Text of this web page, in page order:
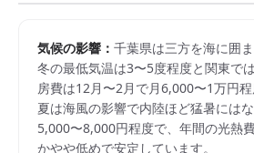
気候の影響： 千葉県は三方を海に囲
冬の最低気温は3〜5度程度と関東で
房費は12月〜2月で月6,000〜1万円程
夏は海風の影響で内陸ほど猛暑には
5,000〜8,000円程度で、年間の光熱
かやや低めで安定しています。